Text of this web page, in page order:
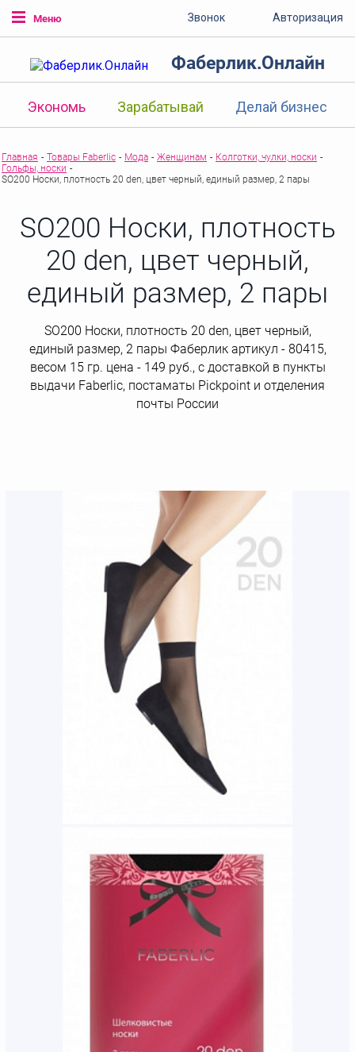
Меню Звонок Авторизация
Фаберлик.Онлайн
Экономь Зарабатывай Делай бизнес
Главная - Товары Faberlic - Мода - Женщинам - Колготки, чулки, носки -
Гольфы, носки -
SO200 Носки, плотность 20 den, цвет черный, единый размер, 2 пары
SO200 Носки, плотность
20 den, цвет черный,
единый размер, 2 пары
SO200 Носки, плотность 20 den, цвет черный,
единый размер, 2 пары Фаберлик артикул - 80415,
весом 15 гр. цена - 149 руб., с доставкой в пункты
выдачи Faberlic, постаматы Рickpoint и отделения
почты России